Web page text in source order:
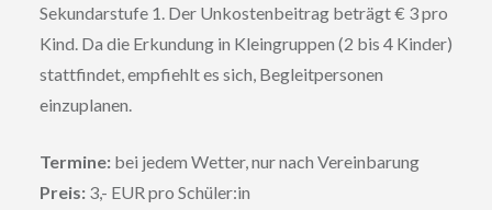
Sekundarstufe 1. Der Unkostenbeitrag beträgt € 3 pro
Kind. Da die Erkundung in Kleingruppen (2 bis 4 Kinder)
stattfindet, empfiehlt es sich, Begleitpersonen
einzuplanen.
Termine:bei jedem Wetter, nur nach Vereinbarung
Preis:3,- EUR pro Schüler:in